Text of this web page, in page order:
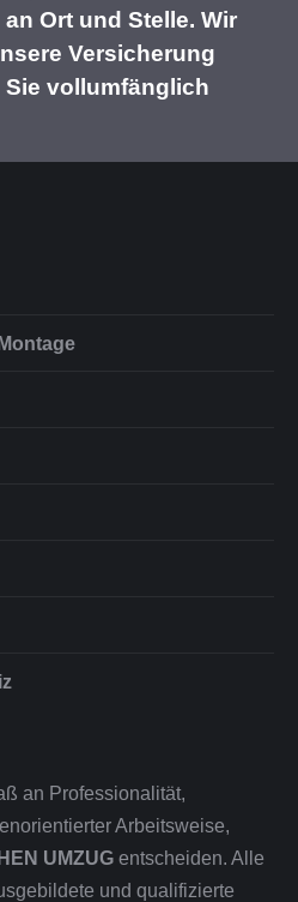
Ort und Stelle. Wir
Versicherung
vollumfänglich
an Professionalität,
Arbeitsweise,
UMZUG entscheiden. Alle
und qualifizierte